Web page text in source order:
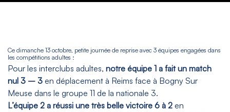
Ce dimanche 13 octobre, petite journée de reprise avec 3 équipes engagées dans
les compétitions adultes :
Pour les interclubs adultes, notre équipe 1 a fait un match
nul 3 – 3 en déplacement à Reims face à Bogny Sur
Meuse dans le groupe 11 de la nationale 3.
L’équipe 2 a réussi une très belle victoire 6 à 2 en